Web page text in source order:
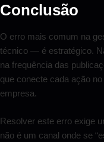
Conclusão
O erro mais comum na
técnico — é estratégico.
na frequência das
que conecte cada ação
empresa.
Resolver este erro exige
não é um canal onde se